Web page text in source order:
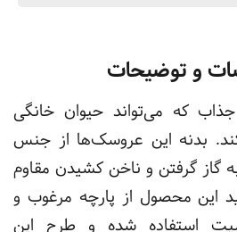
و توضیحات
جذاب که می‌تواند حیوان‌ خانگی
بدنه این عروسک‌ها از جنس
گرفتن و ناخن کشیدن مقاوم
این محصول از پارچه مرغوب و
استفاده شده و طرح این